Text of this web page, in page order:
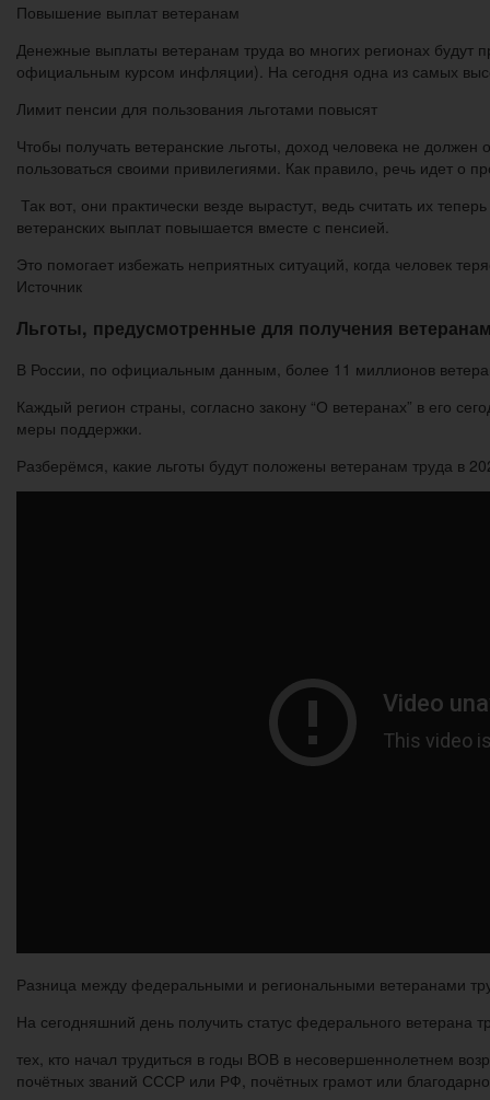
Повышение выплат ветеранам
Денежные выплаты ветеранам труда во многих регионах будут
официальным курсом инфляции). На сегодня одна из самых
Лимит пенсии для пользования льготами повысят
Чтобы получать ветеранские льготы, доход человека не
пользоваться своими привилегиями. Как правило, речь идет о
Так вот, они практически везде вырастут, ведь считать их
ветеранских выплат повышается вместе с пенсией.
Это помогает избежать неприятных ситуаций, когда человек
Источник
Льготы, предусмотренные для получения
В России, по официальным данным, более 11 миллионов
Каждый регион страны, согласно закону “О ветеранах” в его
меры поддержки.
Разберёмся, какие льготы будут положены ветеранам труда в
Разница между федеральными и региональными ветеранами
На сегодняшний день получить статус федерального ветерана
тех, кто начал трудиться в годы ВОВ в несовершеннолетнем
почётных званий СССР или РФ, почётных грамот или